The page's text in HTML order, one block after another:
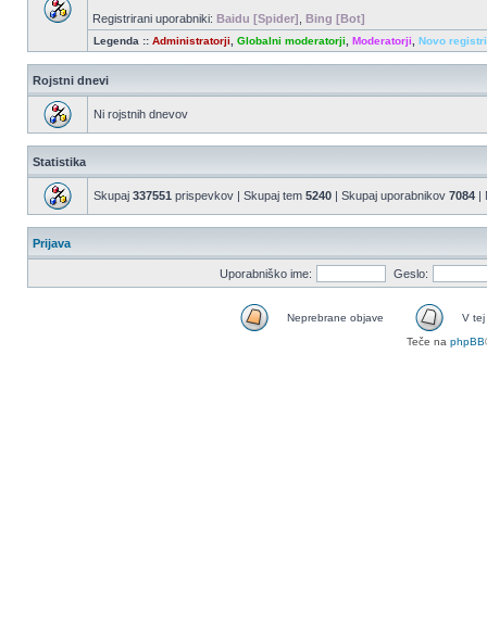
Registrirani uporabniki: Baidu [Spider] Bing [Bot]
Legenda :: Administratorji Globalni moderatorji Moderatorji Novo
Rojstni dnevi
Ni rojstnih dnevov
Statistika
Skupaj 337551 prispevkov | Skupaj tem 5240 | Skupaj uporabnikov 7084 |
Prijava
Uporabniško ime: Geslo:
Neprebrane objave
V tej
Teče na phpBB